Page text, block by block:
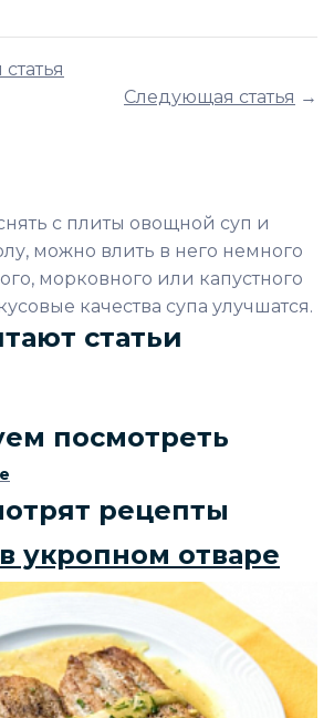
Следующая статья →
с плиты овощной суп и
можно влить в него немного
морковного или капустного
качества супа улучшатся.
статьи
посмотреть
рецепты
укропном отваре